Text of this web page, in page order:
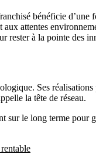
bénéficie
attentes
rester à la pointe des
Ses
la tête de réseau.
le long terme pour